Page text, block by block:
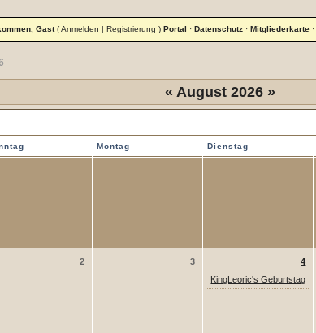
Gast(Anmelden | Registrierung ) Portal · Datenschutz· Mitgliederkarte·
« August 2026 »
Montag Dienstag
2 3
4
KingLeoric's Geburtstag